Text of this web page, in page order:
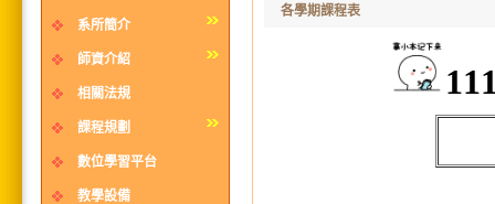
系所簡介
師資介紹
相關法規
課程規劃
數位學習平台
教學設備
各學期課程表